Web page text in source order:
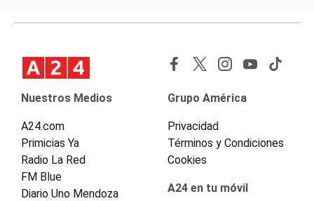
Nuestros Medios
A24.com
Primicias Ya
Radio La Red
FM Blue
Diario Uno Mendoza
Grupo América
Privacidad
Términos y Condiciones
Cookies
A24 en tu móvil